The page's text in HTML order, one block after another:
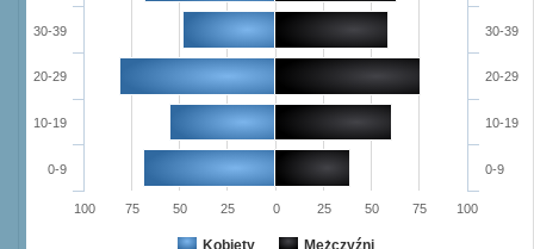
Kobiety Mężczyźni
0-9
10-19
20-29
30-39
0-9
10-19
20-29
30-39
100 75 50 25 0 25 50 75 100